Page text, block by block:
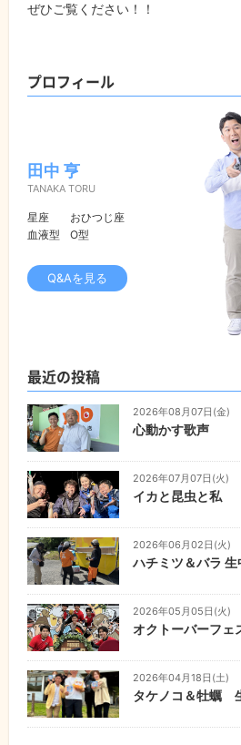
ぜひご覧ください！！
プロフィール
田中 亨
TANAKA TORU
星座
おひつじ座
血液型
O型
Q&Aを見る
最近の投稿
2026年08月07日(金)
心動かす歌声
2026年07月07日(火)
イカと昆虫と私
2026年06月02日(火)
ハチミツ＆バラ
2026年05月05日(火)
オクトーバーフェ
2026年04月18日(土)
タケノコ＆牡蠣